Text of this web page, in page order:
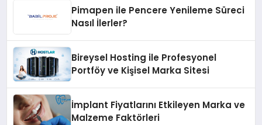
Pimapen ile Pencere Yenileme Süreci
Nasıl İlerler?
Bireysel Hosting ile Profesyonel
Portföy ve Kişisel Marka Sitesi
İmplant Fiyatlarını Etkileyen Marka ve
Malzeme Faktörleri